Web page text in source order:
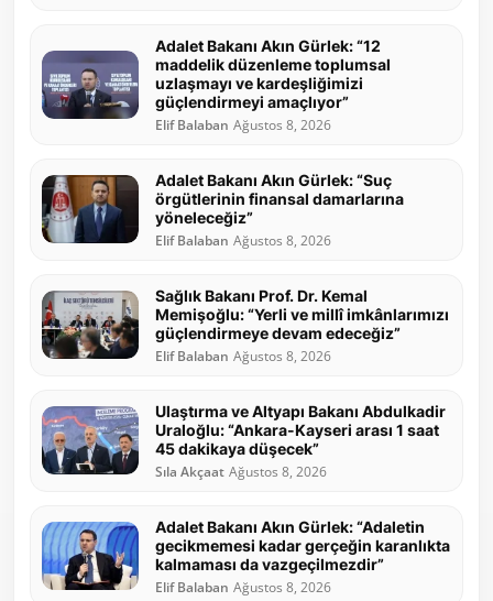
Adalet Bakanı Akın Gürlek: “12
maddelik düzenleme toplumsal
uzlaşmayı ve kardeşliğimizi
güçlendirmeyi amaçlıyor”
Elif Balaban Ağustos 8, 2026
Adalet Bakanı Akın Gürlek: “Suç
örgütlerinin finansal damarlarına
yöneleceğiz”
Elif Balaban Ağustos 8, 2026
Sağlık Bakanı Prof. Dr. Kemal
Memişoğlu: “Yerli ve millî imkânlarımızı
güçlendirmeye devam edeceğiz”
Elif Balaban Ağustos 8, 2026
Ulaştırma ve Altyapı Bakanı Abdulkadir
Uraloğlu: “Ankara-Kayseri arası 1 saat
45 dakikaya düşecek”
Sıla Akçaat Ağustos 8, 2026
Adalet Bakanı Akın Gürlek: “Adaletin
gecikmemesi kadar gerçeğin karanlıkta
kalmaması da vazgeçilmezdir”
Elif Balaban Ağustos 8, 2026